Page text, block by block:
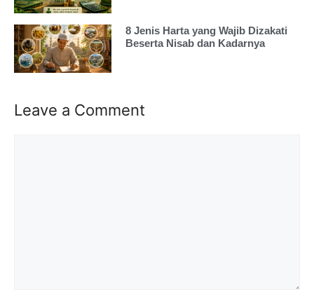
8 Jenis Harta yang Wajib Dizakati
Beserta Nisab dan Kadarnya
Leave a Comment